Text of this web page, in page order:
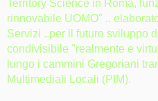
Territory Science in Roma,
rinnovabile UOMO" ..
Servizi ..per il futuro sviluppo
condivisibile "realmente e
lungo i cammini Gregoriani
Multimediali Locali (PIM).